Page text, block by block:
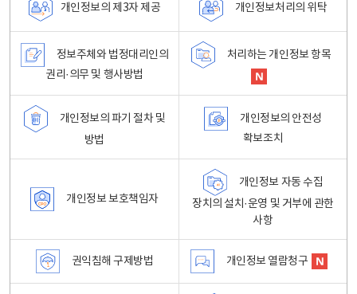
개인정보의 제3자 제공 개인정보처리의 위탁
정보주체와 법정대리인의
권리·의무 및 행사방법
처리하는 개인정보 항목
개인정보의 파기 절차 및
방법
개인정보의 안전성
확보조치
개인정보 보호책임자
개인정보 자동 수집
장치의 설치·운영 및 거부에 관한
사항
권익침해 구제방법 개인정보 열람청구